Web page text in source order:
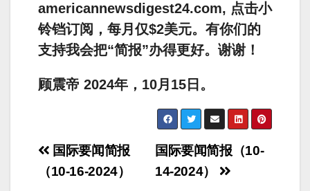
americannewsdigest24.com, 点击小
铃铛订阅，每月仅$2美元。有你们的
支持我会把“简报”办得更好。谢谢！
顾震帝 2024年，10月15日。
Post
navigation
国际要闻简报（10-
14-2024）
国际要闻简报
（10-16-2024）